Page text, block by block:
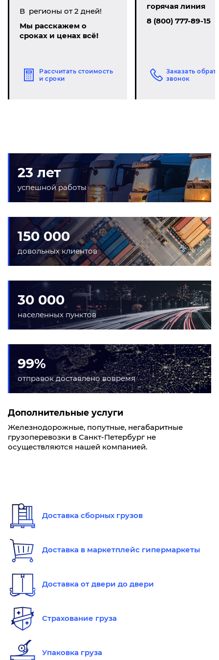
В регионы от 2 дней!
Мы расскажем о
сроках и ценах всё!
Рассчитать стоимость
и сроки
горячая линия
8 (800) 777-89-15
Заказать
звонок
23 лет
успешной работы
150 000
довольных клиентов
30 000
населенных пунктов
99%
отправок доставлено вовремя
Дополнительные услуги
Железнодорожные, попутные, негабаритные
грузоперевозки в Санкт-Петербург не
осуществляются нашей компанией.
Доставка сборных грузов
Доставка в маркетплейс гипермаркеты
Доставка от двери до двери
Страхование груза
Упаковка груза